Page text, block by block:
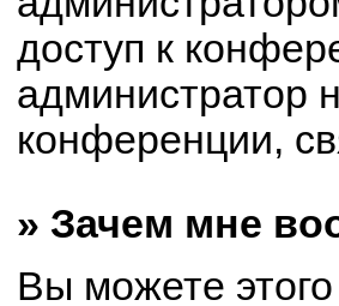
доступ к
администратор
конференции,
» Зачем мне
Вы можете этого